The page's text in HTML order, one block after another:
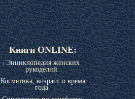
Книги ONLINE:
Энциклопедия женских
рукоделий
Косметика, возраст и время
года